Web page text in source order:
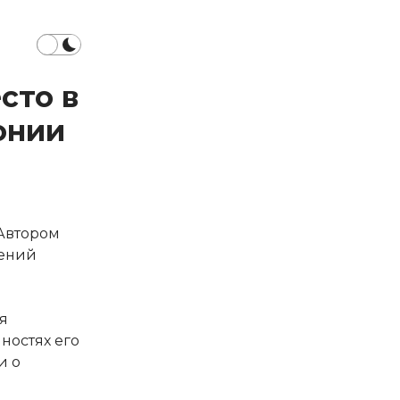
в
его
о